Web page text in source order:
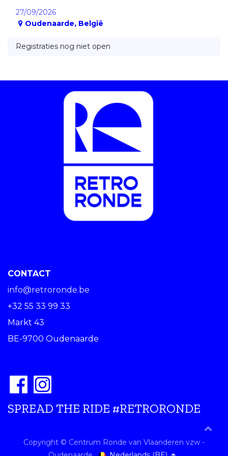
27/09/2026
Oudenaarde, België
Registraties nog niet open
CONTACT
info@retroronde.be
+32 55 33 99 33
Markt 43
BE-9700 Oudenaarde
SPREAD THE RIDE #RETRORONDE
Copyright © Centrum Ronde van Vlaanderen vzw -